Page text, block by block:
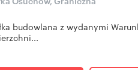
budowlana z wydanymi